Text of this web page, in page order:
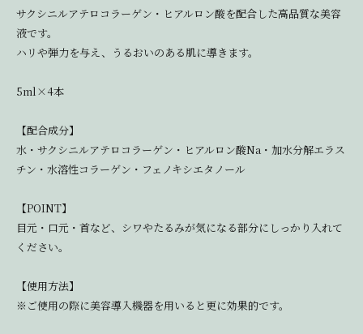
サクシニルアテロコラーゲン・ヒアルロン酸を配合した高品質な美容
液です。
ハリや弾力を与え、うるおいのある肌に導きます。
5ml×4本
【配合成分】
水・サクシニルアテロコラーゲン・ヒアルロン酸Na・加水分解エラス
チン・水溶性コラーゲン・フェノキシエタノール
【POINT】
目元・口元・首など、シワやたるみが気になる部分にしっかり入れて
ください。
【使用方法】
※ご使用の際に美容導入機器を用いると更に効果的です。